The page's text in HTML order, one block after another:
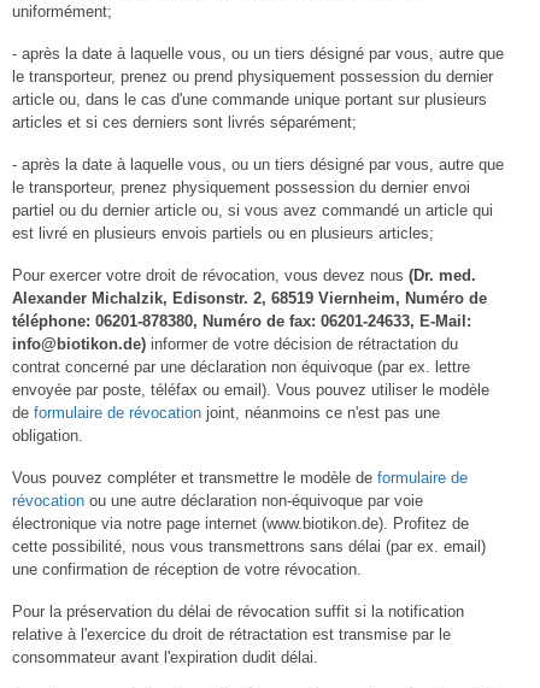
uniformément;
- après la date à laquelle vous, ou un tiers désigné par vous, autre que
le transporteur, prenez ou prend physiquement possession du dernier
article ou, dans le cas d'une commande unique portant sur plusieurs
articles et si ces derniers sont livrés séparément;
- après la date à laquelle vous, ou un tiers désigné par vous, autre que
le transporteur, prenez physiquement possession du dernier envoi
partiel ou du dernier article ou, si vous avez commandé un article qui
est livré en plusieurs envois partiels ou en plusieurs articles;
Pour exercer votre droit de révocation, vous devez nous (Dr. med.
Alexander Michalzik, Edisonstr. 2, 68519 Viernheim, Numéro de
téléphone: 06201-878380, Numéro de fax: 06201-24633, E-Mail:
info@biotikon.de)informer de votre décision de rétractation du
contrat concerné par une déclaration non équivoque (par ex. lettre
envoyée par poste, téléfax ou email). Vous pouvez utiliser le modèle
de formulaire de révocationjoint, néanmoins ce n'est pas une
obligation.
Vous pouvez compléter et transmettre le modèle de formulaire de
révocationou une autre déclaration non-équivoque par voie
électronique via notre page internet (www.biotikon.de). Profitez de
cette possibilité, nous vous transmettrons sans délai (par ex. email)
une confirmation de réception de votre révocation.
Pour la préservation du délai de révocation suffit si la notification
relative à l'exercice du droit de rétractation est transmise par le
consommateur avant l'expiration dudit délai.